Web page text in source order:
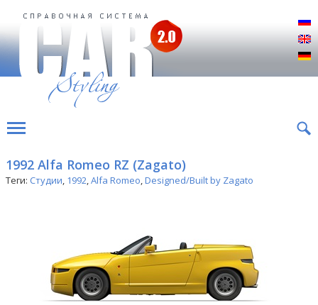
1992 Alfa Romeo RZ (Zagato)
Теги: Студии, 1992,Alfa Romeo,Designed/Built by Zagato